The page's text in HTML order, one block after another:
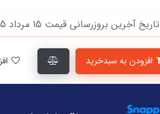
تاریخ آخرین بروزرسانی قیمت 15 مرداد 1405